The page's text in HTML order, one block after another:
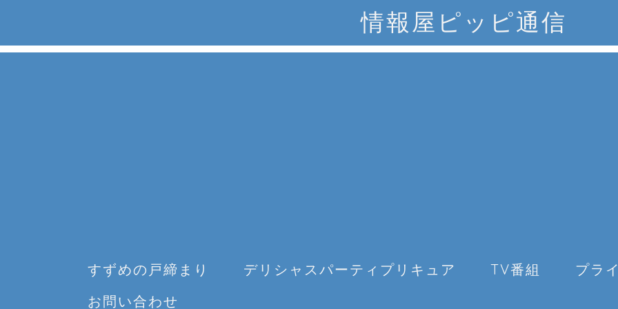
情報屋ピッピ通信
すずめの戸締まり デリシャスパーティプリキュア TV番組
プラ
お問い合わせ